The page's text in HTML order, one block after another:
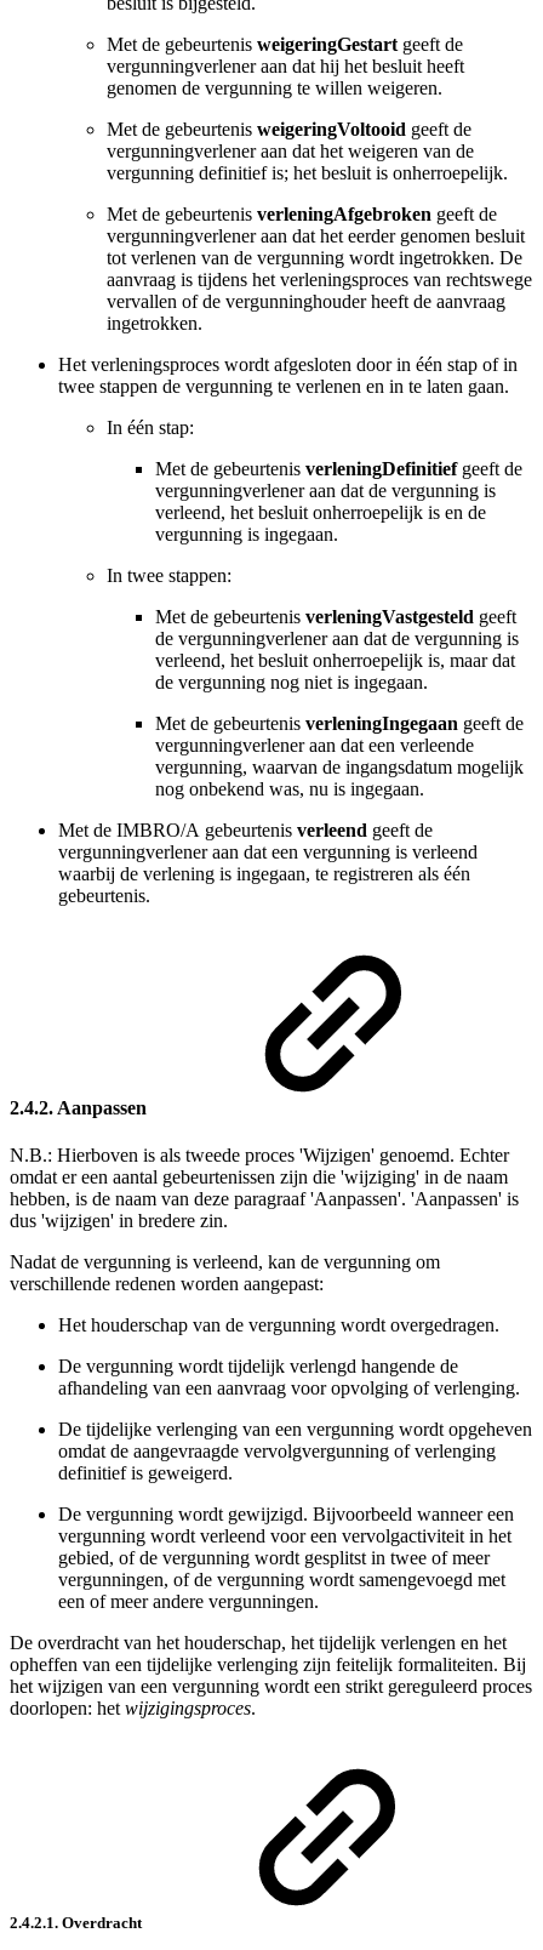
Met de gebeurtenis weigeringGestart geeft de
vergunningverlener aan dat hij het besluit heeft
genomen de vergunning te willen weigeren.
Met de gebeurtenis weigeringVoltooid geeft de
vergunningverlener aan dat het weigeren van de
vergunning definitief is; het besluit is onherroepelijk.
Met de gebeurtenis verleningAfgebroken geeft de
vergunningverlener aan dat het eerder genomen besluit
tot verlenen van de vergunning wordt ingetrokken. De
aanvraag is tijdens het verleningsproces van rechtswege
vervallen of de vergunninghouder heeft de aanvraag
ingetrokken.
Het verleningsproces wordt afgesloten door in één stap of in
twee stappen de vergunning te verlenen en in te laten gaan.
In één stap:
Met de gebeurtenis verleningDefinitiefgeeft de
vergunningverlener aan dat de vergunning is
verleend, het besluit onherroepelijk is en de
vergunning is ingegaan.
In twee stappen:
Met de gebeurtenis verleningVastgesteld geeft
de vergunningverlener aan dat de vergunning is
verleend, het besluit onherroepelijk is, maar dat
de vergunning nog niet is ingegaan.
Met de gebeurtenis verleningIngegaan geeft de
vergunningverlener aan dat een verleende
vergunning, waarvan de ingangsdatum mogelijk
nog onbekend was, nu is ingegaan.
Met de IMBRO/A gebeurtenis verleend geeft de
vergunningverlener aan dat een vergunning is verleend
waarbij de verlening is ingegaan, te registreren als één
gebeurtenis.
2.4.2. Aanpassen
N.B.: Hierboven is als tweede proces 'Wijzigen' genoemd. Echter
omdat er een aantal gebeurtenissen zijn die 'wijziging' in de naam
hebben, is de naam van deze paragraaf 'Aanpassen'. 'Aanpassen' is
dus 'wijzigen' in bredere zin.
Nadat de vergunning is verleend, kan de vergunning om
verschillende redenen worden aangepast:
Het houderschap van de vergunning wordt overgedragen.
De vergunning wordt tijdelijk verlengd hangende de
afhandeling van een aanvraag voor opvolging of verlenging.
De tijdelijke verlenging van een vergunning wordt opgeheven
omdat de aangevraagde vervolgvergunning of verlenging
definitief is geweigerd.
De vergunning wordt gewijzigd. Bijvoorbeeld wanneer een
vergunning wordt verleend voor een vervolgactiviteit in het
gebied, of de vergunning wordt gesplitst in twee of meer
vergunningen, of de vergunning wordt samengevoegd met
een of meer andere vergunningen.
De overdracht van het houderschap, het tijdelijk verlengen en het
opheffen van een tijdelijke verlenging zijn feitelijk formaliteiten. Bij
het wijzigen van een vergunning wordt een strikt gereguleerd proces
doorlopen: het wijzigingsproces.
2.4.2.1. Overdracht